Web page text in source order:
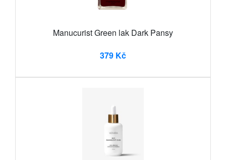
Manucurist Green lak Dark Pansy
379 Kč